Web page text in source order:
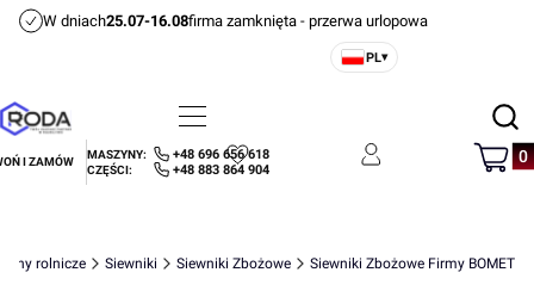
W dniach25.07-16.08firma zamknięta - przerwa urlopowa
PL▾
Menu Szukaj
I ZAMÓW
MASZYNY: +48 696 656 618
CZĘŚCI: +48 883 864 904
Ulubione Zaloguj się Koszyk
rolnicze Siewniki Siewniki Zbożowe Siewniki Zbożowe Firmy BOMET